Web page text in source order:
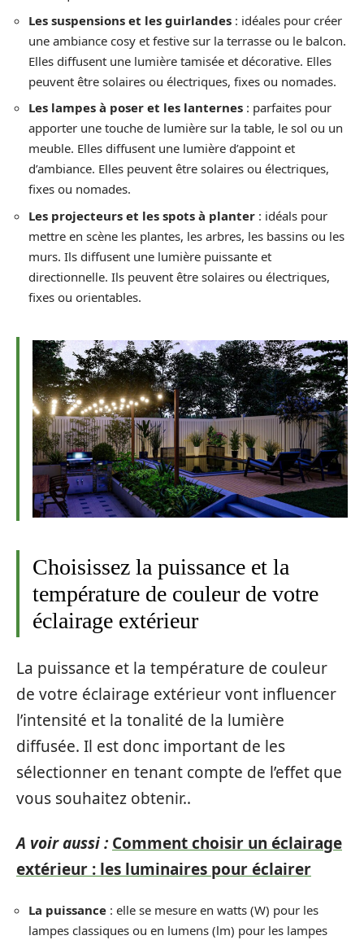
Les suspensions et les guirlandes : idéales pour créer
une ambiance cosy et festive sur la terrasse ou le balcon.
Elles diffusent une lumière tamisée et décorative. Elles
peuvent être solaires ou électriques, fixes ou nomades.
Les lampes à poser et les lanternes : parfaites pour
apporter une touche de lumière sur la table, le sol ou un
meuble. Elles diffusent une lumière d’appoint et
d’ambiance. Elles peuvent être solaires ou électriques,
fixes ou nomades.
Les projecteurs et les spots à planter : idéals pour
mettre en scène les plantes, les arbres, les bassins ou les
murs. Ils diffusent une lumière puissante et
directionnelle. Ils peuvent être solaires ou électriques,
fixes ou orientables.
Choisissez la puissance et la
température de couleur de votre
éclairage extérieur
La puissance et la température de couleur
de votre éclairage extérieur vont influencer
l’intensité et la tonalité de la lumière
diffusée. Il est donc important de les
sélectionner en tenant compte de l’effet que
vous souhaitez obtenir..
A voir aussi : Comment choisir un éclairage
extérieur : les luminaires pour éclairer
La puissance : elle se mesure en watts (W) pour les
lampes classiques ou en lumens (lm) pour les lampes